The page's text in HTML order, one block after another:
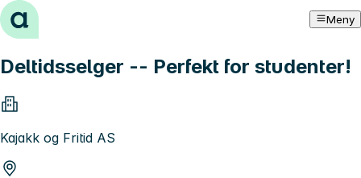
Hopp til innhold Meny
Deltidsselger -- Perfekt for studenter!
Kajakk og Fritid AS